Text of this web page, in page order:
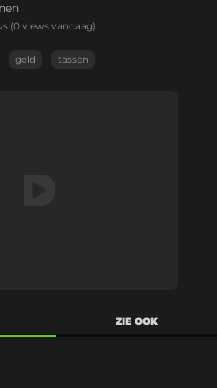
(0 views vandaag)
geld tassen
ZIE OOK